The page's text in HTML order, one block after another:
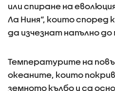
или спиране на
Ла Ниня“, които
да изчезнат напълно
Температурите на
океаните, които
земното кълбо и са